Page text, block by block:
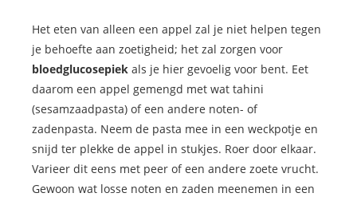
Het eten van alleen een appel zal je niet helpen tegen
je behoefte aan zoetigheid; het zal zorgen voor
bloedglucosepiek als je hier gevoelig voor bent. Eet
daarom een appel gemengd met wat tahini
(sesamzaadpasta) of een andere noten- of
zadenpasta. Neem de pasta mee in een weckpotje en
snijd ter plekke de appel in stukjes. Roer door elkaar.
Varieer dit eens met peer of een andere zoete vrucht.
Gewoon wat losse noten en zaden meenemen in een